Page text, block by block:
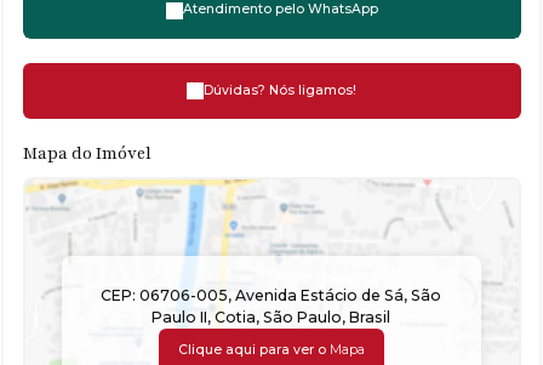
Atendimento pelo WhatsApp
Dúvidas? Nós ligamos!
Mapa do Imóvel
CEP: 06706-005,Avenida Estácio de Sá,São
Paulo II,Cotia,São Paulo,Brasil
Clique aqui para ver o Mapa